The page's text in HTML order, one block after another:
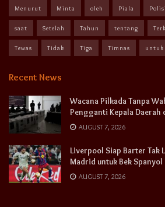
Menurut Minta oleh Piala Polisi
saat Setelah Tahun tentang
Tewas Tidak Tiga Timnas untuk
Recent News
Wacana Pilkada Tanpa
Pengganti Kepala Daerah
AUGUST 7, 2026
Liverpool Siap Barter Tak
Madrid untuk Bek Spanyol
AUGUST 7, 2026